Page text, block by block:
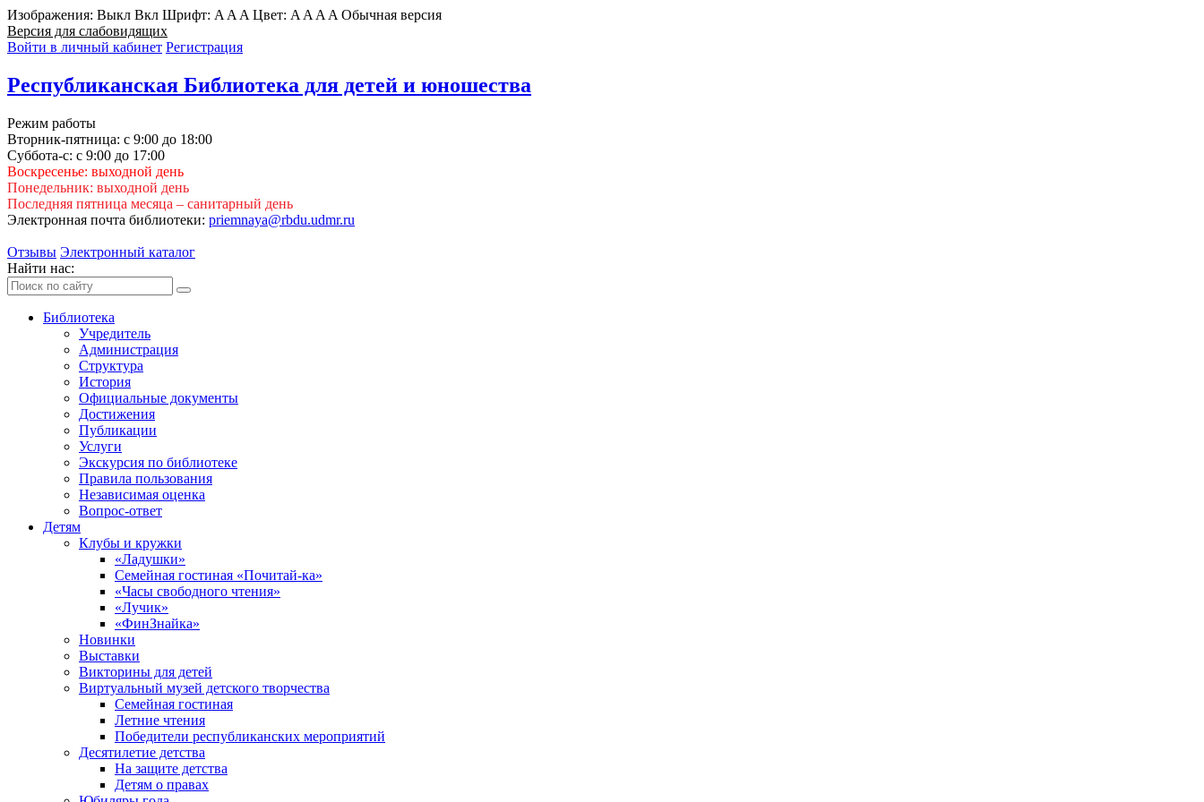
Изображения: Выкл Вкл Шрифт: A A A Цвет: A A A A Обычная версия
Версия для слабовидящих
Войти в личный кабинет Регистрация
Республиканская Библиотека для детей и юношества
Режим работы
Вторник-пятница: с 9:00 до 18:00
Суббота-с: с 9:00 до 17:00
Воскресенье: выходной день
Понедельник: выходной день
Последняя пятница месяца – санитарный день
Электронная почта библиотеки: priemnaya@rbdu.udmr.ru
Отзывы Электронный каталог
Найти нас:
Библиотека
Учредитель
Администрация
Структура
История
Официальные документы
Достижения
Публикации
Услуги
Экскурсия по библиотеке
Правила пользования
Независимая оценка
Вопрос-ответ
Детям
Клубы и кружки
«Ладушки»
Семейная гостиная «Почитай-ка»
«Часы свободного чтения»
«Лучик»
«ФинЗнайка»
Новинки
Выставки
Викторины для детей
Виртуальный музей детского творчества
Семейная гостиная
Летние чтения
Победители республиканских мероприятий
Десятилетие детства
На защите детства
Детям о правах